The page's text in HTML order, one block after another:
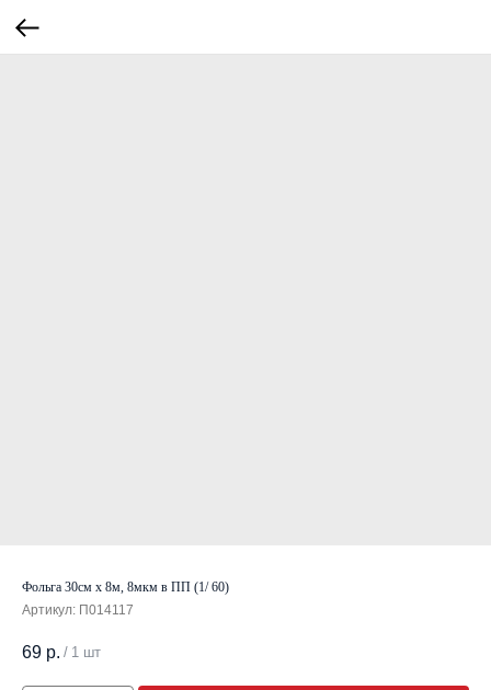
Фольга 30см х 8м, 8мкм в ПП (1/ 60)
Артикул: П014117
69 р. / 1 шт